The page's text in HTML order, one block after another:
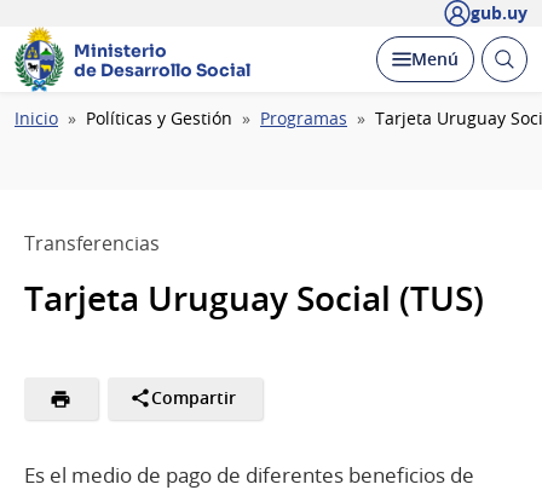
gub.uy
Ministerio
de Desarrollo Social
Desplegar
Menú Abrir
Ruta
Inicio Políticas y Gestión Programas Tarjeta Uruguay
Transferencias
Tarjeta Uruguay Social (TUS)
Compartir
Es el medio de pago de diferentes beneficios de